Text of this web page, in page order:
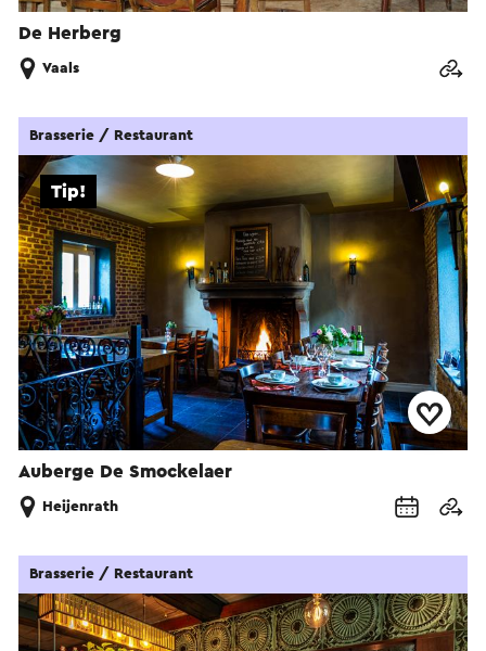
De Herberg
Vaals
Auberge De Smockelaer
Tip!
Brasserie / Restaurant
Heijenrath
Brasserie / Restaurant